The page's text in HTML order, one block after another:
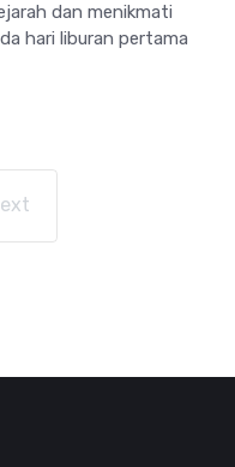
dan menikmati
hari liburan pertama